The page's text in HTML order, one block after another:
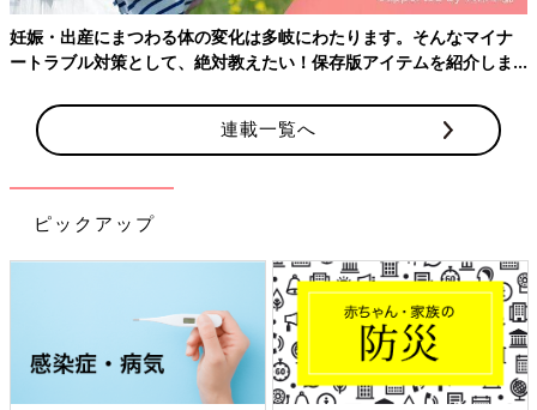
ナ
ま
産後はお世話で大忙し、出産前にそろえておきたいアイテム、
ておきたいことをわかりやすく紹介！
連載一覧へ
ピックアップ